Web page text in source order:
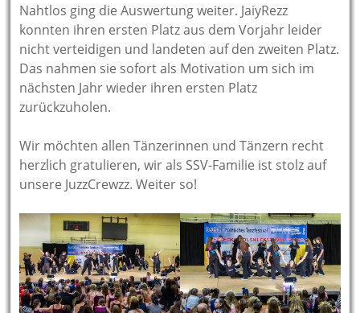
Nahtlos ging die Auswertung weiter. JaiyRezz
konnten ihren ersten Platz aus dem Vorjahr leider
nicht verteidigen und landeten auf den zweiten Platz.
Das nahmen sie sofort als Motivation um sich im
nächsten Jahr wieder ihren ersten Platz
zurückzuholen.
Wir möchten allen Tänzerinnen und Tänzern recht
herzlich gratulieren, wir als SSV-Familie ist stolz auf
unsere JuzzCrewzz. Weiter so!